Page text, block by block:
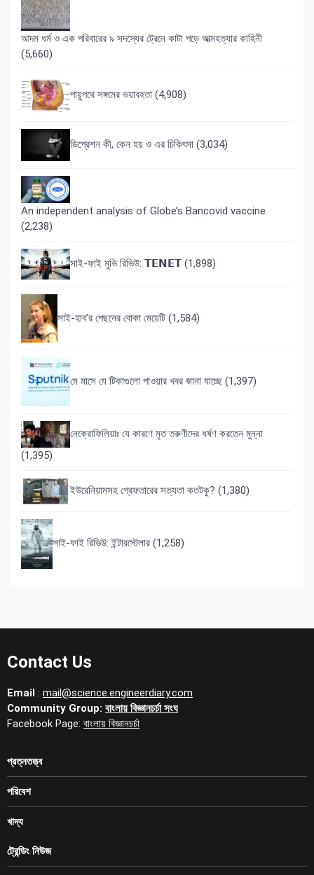
আদম ধর্ম ও এক পরিবারের ৯ সদস্যের ট্রেনে কাটা পড়ে আত্মহত্যার কাহিনী
(5,660)
পায়ুপথে সঙ্গমের ভয়াবহতা (4,908)
ডিপ্রেশন কী, কেন হয় ও এর চিকিৎসা (3,034)
An independent analysis of Globe’s Bancovid vaccine
(2,238)
সাই-ফাই মুভি রিভিউ: 𝗧𝗘𝗡𝗘𝗧 (1,898)
সাই-হাব’র পেছনের বোকা মেয়েটি (1,584)
মে মাসে যে টিকাগুলো পাওয়ার খবর জানা যাচ্ছে (1,397)
নেক্রোফিলিয়াঃ যে কারণে মৃত তরুণীদের ধর্ষণ করতেন মুন্না
(1,395)
ইউরেনিয়ামসহ গ্রেফতারের সত্যতা কতটকু? (1,380)
সাই-ফাই রিভিউ: ইন্টারস্টেলার (1,258)
Contact Us
Email : mail@science.engineerdiary.com
Community Group: বাংলায় বিজ্ঞানচর্চা সংঘ
Facebook Page: বাংলায় বিজ্ঞানচর্চা
প্রত্নতত্ত্ব
পরিবেশ
খাদ্য
ট্রেন্ডিং নিউজ